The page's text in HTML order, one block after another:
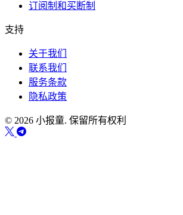
订阅制和买断制
支持
关于我们
联系我们
服务条款
隐私政策
© 2026 小报童. 保留所有权利